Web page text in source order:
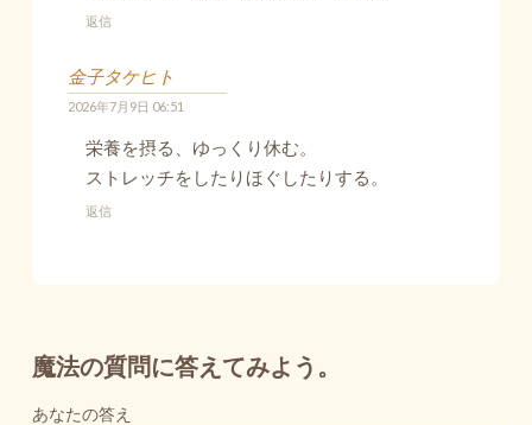
返信
金子タケヒト
2026年7月9日 06:51
栄養を摂る、ゆっくり休む。
ストレッチをしたりほぐしたりする。
返信
魔法の質問に答えてみよう。
あなたの答え